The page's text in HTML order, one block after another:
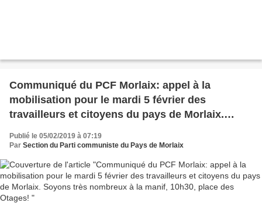
Communiqué du PCF Morlaix: appel à la
mobilisation pour le mardi 5 février des
travailleurs et citoyens du pays de Morlaix.
des Otages!
Publié le 05/02/2019 à 07:19
Par Section du Parti communiste du Pays de Morlaix